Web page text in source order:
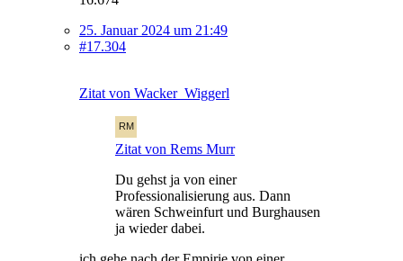
25. Januar 2024 um 21:49
#17.304
Zitat von Wacker_Wiggerl
Zitat von Rems Murr
Du gehst ja von einer
Professionalisierung aus. Dann
wären Schweinfurt und Burghausen
ja wieder dabei.